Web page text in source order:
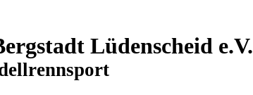
Lüdenscheid e.V.